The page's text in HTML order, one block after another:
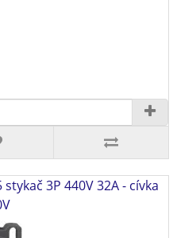
3P 440V 32A - cívka